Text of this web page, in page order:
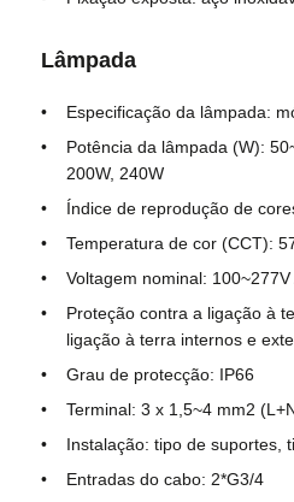
Lâmpada
Especificação da lâmpada:
Potência da lâmpada (W):
200W, 240W
Índice de reprodução de
Temperatura de cor (CCT):
Voltagem nominal:
Proteção contra a ligação à
ligação à terra internos e
Grau de protecção: IP66
Terminal: 3 x 1,5~4 mm2
Instalação: tipo de suportes,
Entradas do cabo: 2*G3/4